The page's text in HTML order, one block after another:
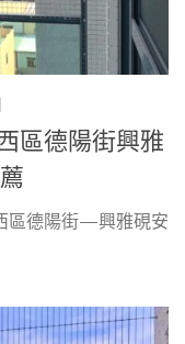
區德陽街興雅
區德陽街—興雅硯安